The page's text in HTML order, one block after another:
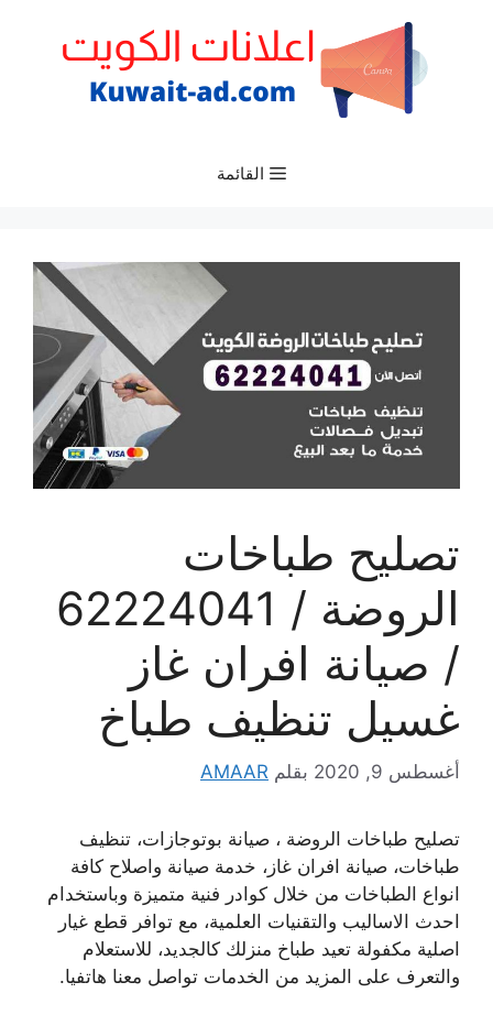
القائمة
تصليح طباخات
الروضة / 62224041
/ صيانة افران غاز
غسيل تنظيف طباخ
أغسطس 9, 2020 بقلم AMAAR
تصليح طباخات الروضة ، صيانة بوتوجازات، تنظيف
طباخات، صيانة افران غاز، خدمة صيانة واصلاح كافة
انواع الطباخات من خلال كوادر فنية متميزة وباستخدام
احدث الاساليب والتقنيات العلمية، مع توافر قطع غيار
اصلية مكفولة تعيد طباخ منزلك كالجديد، للاستعلام
والتعرف على المزيد من الخدمات تواصل معنا هاتفيا.